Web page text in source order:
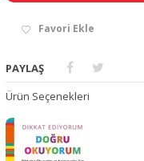
Favori Ekle
PAYLAŞ
Ürün Seçenekleri